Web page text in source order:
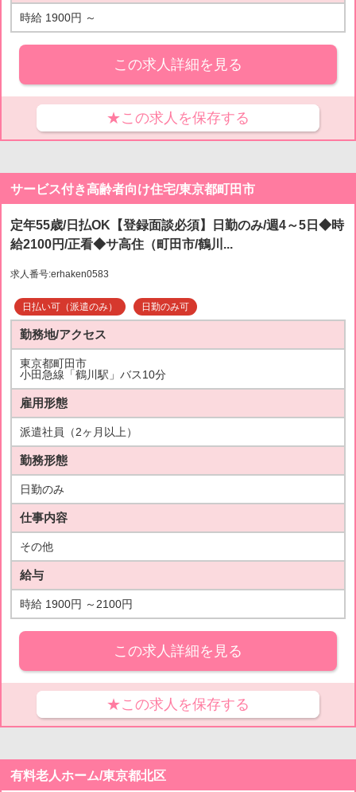
時給 1900円 ～
この求人詳細を見る
★この求人を保存する
サービス付き高齢者向け住宅/東京都町田市
定年55歳/日払OK【登録面談必須】日勤のみ/週4～5日◆時
給2100円/正看◆サ高住（町田市/鶴川...
求人番号:erhaken0583
日払い可（派遣のみ） 日勤のみ可
勤務地/アクセス
東京都町田市
小田急線「鶴川駅」バス10分
雇用形態
派遣社員（2ヶ月以上）
勤務形態
日勤のみ
仕事内容
その他
給与
時給 1900円 ～2100円
この求人詳細を見る
★この求人を保存する
有料老人ホーム/東京都北区